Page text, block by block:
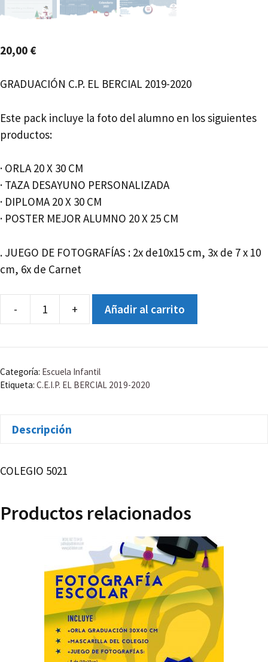
20,00 €
GRADUACIÓN C.P. EL BERCIAL 2019-2020
Este pack incluye la foto del alumno en los siguientes
productos:
· ORLA 20 X 30 CM
· TAZA DESAYUNO PERSONALIZADA
· DIPLOMA 20 X 30 CM
· POSTER MEJOR ALUMNO 20 X 25 CM
. JUEGO DE FOTOGRAFÍAS : 2x de10x15 cm, 3x de 7 x 10
cm, 6x de Carnet
-
GRADUACIÓN
5
AÑOS
A
+ Añadir al carrito
Categoría: Escuela Infantil
Etiqueta: C.E.I.P. EL BERCIAL 2019-2020
Descripción
COLEGIO 5021
Productos relacionados